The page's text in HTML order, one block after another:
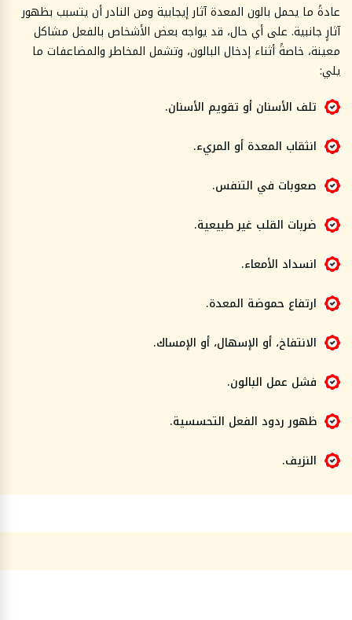
عادةً ما يحمل بالون المعدة آثار إيجابية ومن النادر أن يتسبب بظهور
آثارٍ جانبية. على أي حال، قد يواجه بعض الأشخاص بالفعل مشاكل
معينة، خاصةً أثناء إدخال البالون، وتشمل المخاطر والمضاعفات ما
يلي:
تلف الأسنان أو تقويم الأسنان.
انثقاب المعدة أو المريء.
صعوبات في التنفس.
ضربات القلب غير طبيعية.
انسداد الأمعاء.
ارتفاع حموضة المعدة.
الانتفاخ، أو الإسهال، أو الإمساك.
فشل عمل البالون.
ظهور ردود الفعل التحسسية.
النزيف.